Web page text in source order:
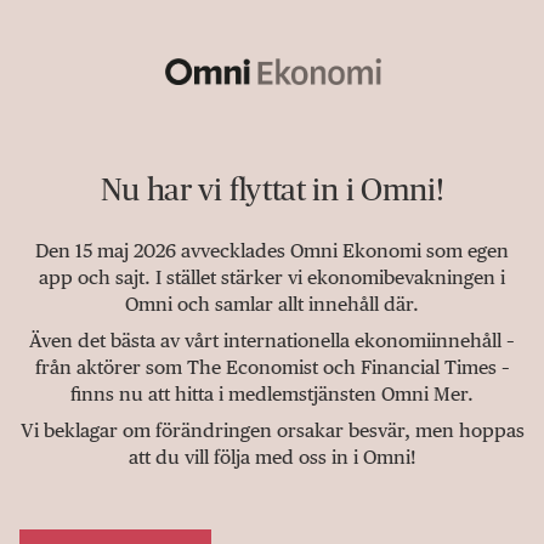
Nu har vi flyttat in i Omni!
Den 15 maj 2026 avvecklades Omni Ekonomi som egen
app och sajt. I stället stärker vi ekonomibevakningen i
Omni och samlar allt innehåll där.
Även det bästa av vårt internationella ekonomiinnehåll –
från aktörer som The Economist och Financial Times –
finns nu att hitta i medlemstjänsten Omni Mer.
Vi beklagar om förändringen orsakar besvär, men hoppas
att du vill följa med oss in i Omni!